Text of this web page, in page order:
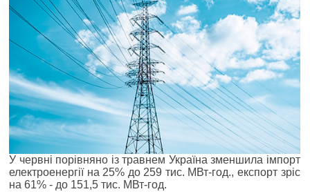
У червні порівняно із травнем Україна зменшила імпорт
електроенергії на 25% до 259 тис. МВт-год., експорт зріс
на 61% - до 151,5 тис. МВт-год.